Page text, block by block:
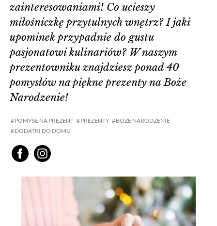
POMYSŁ NA PREZENT PREZENTY
BOŻE NARODZENIE
DODATKI DO DOMU
zainteresowaniami! Co ucieszy
miłośniczkę przytulnych wnętrz? I jaki
upominek przypadnie do gustu
pasjonatowi kulinariów? W naszym
prezentowniku znajdziesz ponad 40
pomysłów na piękne prezenty na Boże
Narodzenie!